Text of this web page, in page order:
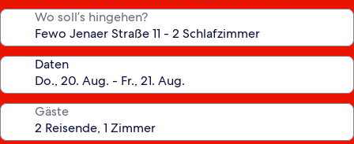
Wo soll’s hingehen?
Daten
Gäste